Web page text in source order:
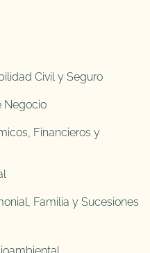
Civil y Seguro
Negocio
Financieros y
Familia y Sucesiones